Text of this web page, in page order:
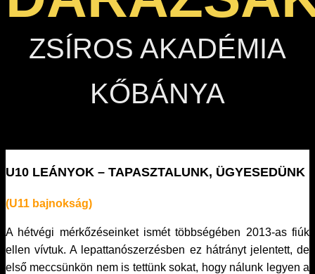
ZSÍROS AKADÉMIA
KŐBÁNYA
U10 LEÁNYOK – TAPASZTALUNK, ÜGYESEDÜNK
(U11 bajnokság)
A hétvégi mérkőzéseinket ismét többségében 2013-as fiúk
ellen vívtuk. A lepattanószerzésben ez hátrányt jelentett, de
első meccsünkön nem is tettünk sokat, hogy nálunk legyen a